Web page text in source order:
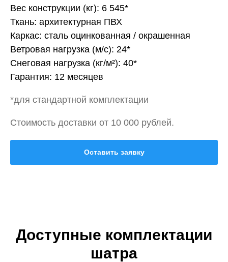
Вес конструкции (кг): 6 545*
Ткань: архитектурная ПВХ
Каркас: сталь оцинкованная / окрашенная
Ветровая нагрузка (м/с): 24*
Снеговая нагрузка (кг/м²): 40*
Гарантия: 12 месяцев
*для стандартной комплектации
Стоимость доставки от 10 000 рублей.
Оставить заявку
Доступные комплектации
шатра